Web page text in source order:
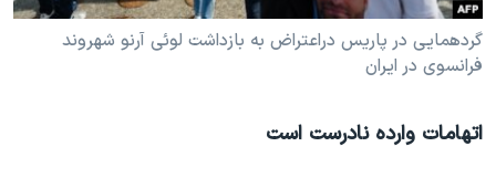
گردهمایی در پاریس دراعتراض به بازداشت لوئی آرنو شهروند
فرانسوی در ایران
اتهامات وارده نادرست است